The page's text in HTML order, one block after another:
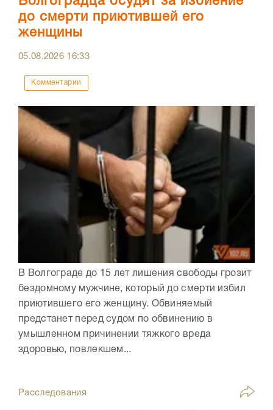
до смерти приютившей его
женщины
05.08.2026 16:33
Комментарии
В Волгограде до 15 лет лишения свободы грозит
бездомному мужчине, который до смерти избил
приютившего его женщину. Обвиняемый
предстанет перед судом по обвинению в
умышленном причинении тяжкого вреда
здоровью, повлекшем...
Расследования